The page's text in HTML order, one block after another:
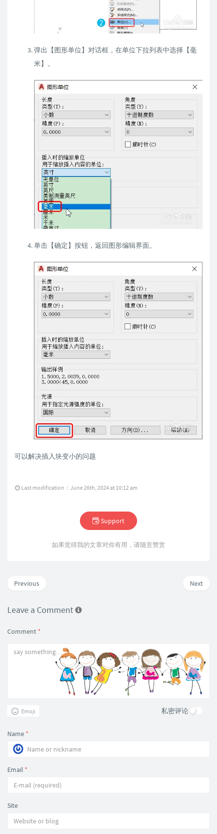
弹出【图形单位】对话框，在单位下拉列表中选择【毫
米】。
单击【确定】按钮，返回图形编辑界面。
可以解决插入块变小的问题
Last modification：June 26th, 2024 at 10:12 am
Support
如果觉得我的文章对你有用，请随意赞赏
Next
Previous
Leave a Comment
Comment *
Emoji 私密评论
Name *
Email *
Site